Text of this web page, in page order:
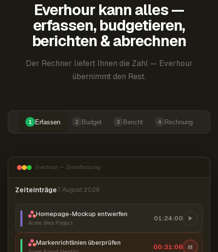
Everhour kann alles —
erfassen, budgetieren,
berichten & abrechnen
Der Rechner liefert Ihnen die Zahl — Everhour
übernimmt den Rest.
1 Erfassen 2 Budget 3 Bericht 4 Rechnung
Everhour — Zeiterfassung
Zeiteinträge7. August 2026
Homepage-Mockup entwerfen
Acme Web Project
01:24:00
Markenrichtlinien überprüfen 00:31:07